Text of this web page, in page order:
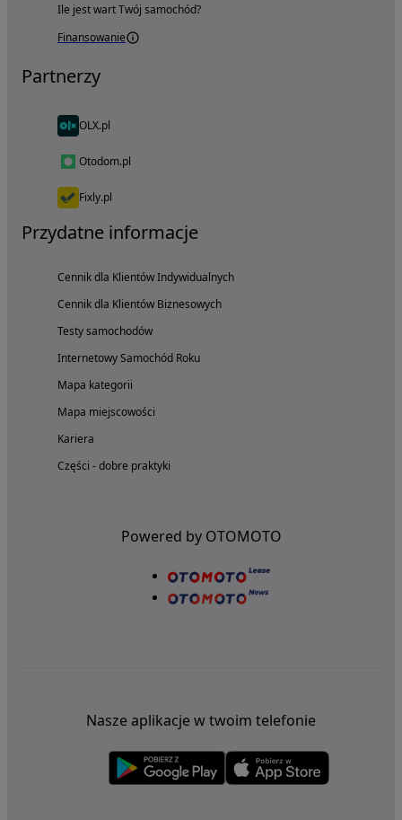
Ile jest wart Twój samochód?
Finansowanie
Partnerzy
OLX.pl
Otodom.pl
Fixly.pl
Przydatne informacje
Cennik dla Klientów Indywidualnych
Cennik dla Klientów Biznesowych
Testy samochodów
Internetowy Samochód Roku
Mapa kategorii
Mapa miejscowości
Kariera
Części - dobre praktyki
Powered by OTOMOTO
Nasze aplikacje w twoim telefonie